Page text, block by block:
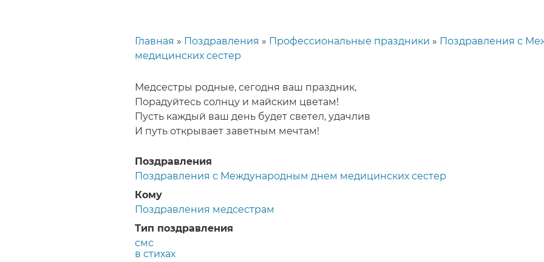
Строка
навигации
Главная Поздравления Профессиональные праздники
Поздравления с
медицинских сестер
Медсестры родные, сегодня ваш праздник,
Порадуйтесь солнцу и майским цветам!
Пусть каждый ваш день будет светел, удачлив
И путь открывает заветным мечтам!
Поздравления
Поздравления с Международным днем медицинских сестер
Кому
Поздравления медсестрам
Тип поздравления
смс
в стихах